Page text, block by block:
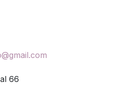
66